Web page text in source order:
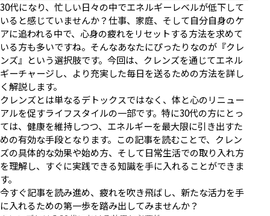
30代になり、忙しい日々の中でエネルギーレベルが低下して
いると感じていませんか？仕事、家庭、そして自分自身のケ
アに追われる中で、心身の疲れをリセットする方法を求めて
いる方も多いですね。そんなあなたにぴったりなのが『クレ
ンズ』という選択肢です。今回は、クレンズを通じてエネル
ギーチャージし、より充実した毎日を送るための方法を詳し
く解説します。
クレンズとは単なるデトックスではなく、体と心のリニュー
アルを促すライフスタイルの一部です。特に30代の方にとっ
ては、健康を維持しつつ、エネルギーを最大限に引き出すた
めの有効な手段となります。この記事を読むことで、クレン
ズの具体的な効果や始め方、そして日常生活での取り入れ方
を理解し、すぐに実践できる知識を手に入れることができま
す。
今すぐ記事を読み進め、疲れを吹き飛ばし、新たな活力を手
に入れるための第一歩を踏み出してみませんか？